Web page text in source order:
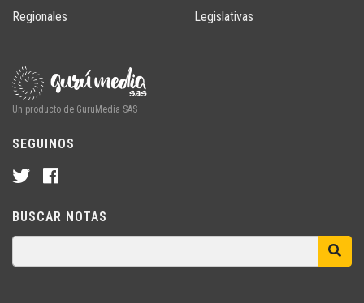
Regionales
Legislativas
Un producto de GuruMedia SAS
SEGUINOS
BUSCAR NOTAS